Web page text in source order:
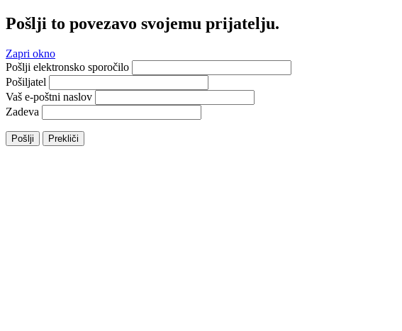
Pošlji to povezavo svojemu prijatelju.
Zapri okno
Pošlji elektronsko sporočilo
Pošiljatel
Vaš e-poštni naslov
Zadeva
Pošlji Prekliči